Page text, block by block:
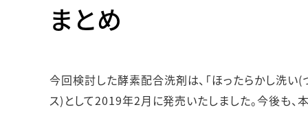
まとめ
今回検討した酵素配合洗剤は、「ほったらかし洗
ス)として2019年2月に発売いたしました。今後も